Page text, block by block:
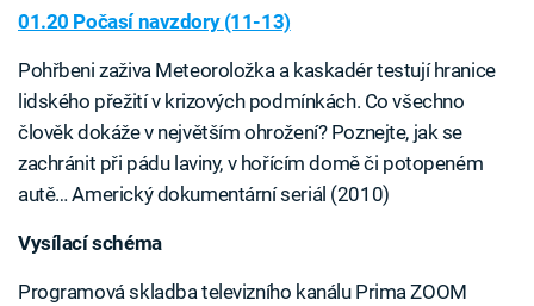
01.20 Počasí navzdory (11-13)
Pohřbeni zaživa Meteoroložka a kaskadér testují hranice
lidského přežití v krizových podmínkách. Co všechno
člověk dokáže v největším ohrožení? Poznejte, jak se
zachránit při pádu laviny, v hořícím domě či potopeném
autě… Americký dokumentární seriál (2010)
Vysílací schéma
Programová skladba televizního kanálu Prima ZOOM